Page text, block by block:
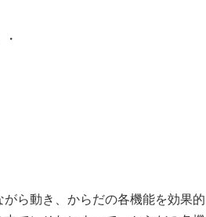
ら動き、からだの各機能を効果的